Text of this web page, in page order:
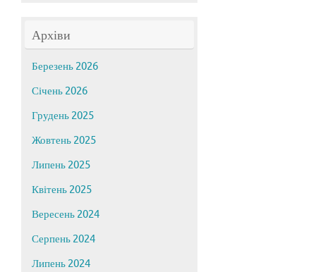
Архіви
Березень 2026
Січень 2026
Грудень 2025
Жовтень 2025
Липень 2025
Квітень 2025
Вересень 2024
Серпень 2024
Липень 2024